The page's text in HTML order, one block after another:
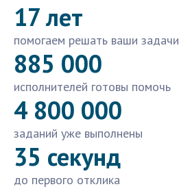
17 лет
помогаем решать ваши задачи
885 000
исполнителей готовы помочь
4 800 000
заданий уже выполнены
35 секунд
до первого отклика